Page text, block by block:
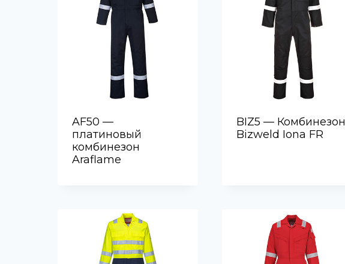
AF50 —
платиновый
комбинезон
Araflame
BIZ5 — Комбинезон
Bizweld Iona FR